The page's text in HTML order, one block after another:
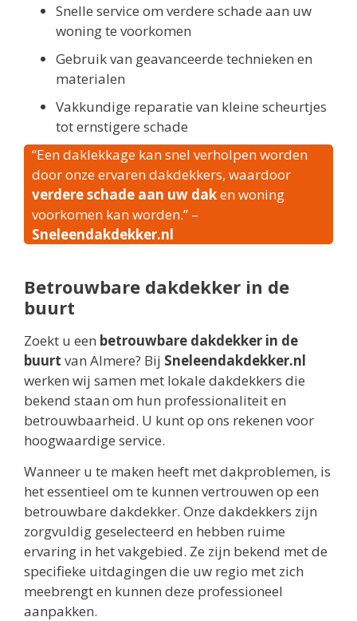
Snelle service om verdere schade aan uw
woning te voorkomen
Gebruik van geavanceerde technieken en
materialen
Vakkundige reparatie van kleine scheurtjes
tot ernstigere schade
“Een daklekkage kan snel verholpen worden
door onze ervaren dakdekkers, waardoor
verdere schade aan uw daken woning
voorkomen kan worden.” –
Sneleendakdekker.nl
Betrouwbare dakdekker in de
buurt
Zoekt u een betrouwbare dakdekker in de
buurt van Almere? Bij Sneleendakdekker.nl
werken wij samen met lokale dakdekkers die
bekend staan om hun professionaliteit en
betrouwbaarheid. U kunt op ons rekenen voor
hoogwaardige service.
Wanneer u te maken heeft met dakproblemen, is
het essentieel om te kunnen vertrouwen op een
betrouwbare dakdekker. Onze dakdekkers zijn
zorgvuldig geselecteerd en hebben ruime
ervaring in het vakgebied. Ze zijn bekend met de
specifieke uitdagingen die uw regio met zich
meebrengt en kunnen deze professioneel
aanpakken.